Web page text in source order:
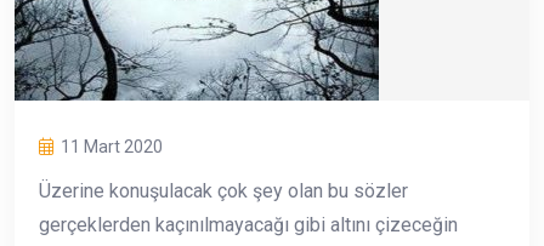
11 Mart 2020
Üzerine konuşulacak çok şey olan bu sözler
gerçeklerden kaçınılmayacağı gibi altını çizeceğin